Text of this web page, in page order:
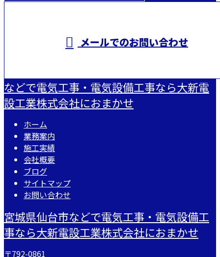
メールでのお問い合わせ
などで電気工事・電気設備工事なら大新電
設工業株式会社におまかせ
ホーム
業務案内
施工実績
会社概要
ブログ
サイトマップ
お問い合わせ
宮城県仙台市などで電気工事・電気設備工
事なら大新電設工業株式会社におまかせ
〒792-0861